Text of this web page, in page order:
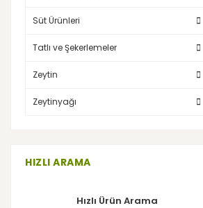
Süt Ürünleri
Tatlı ve Şekerlemeler
Zeytin
Zeytinyağı
HIZLI ARAMA
Hızlı Ürün Arama